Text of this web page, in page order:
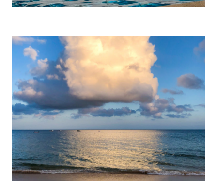
FESTHALTEN
28. JULI 2026